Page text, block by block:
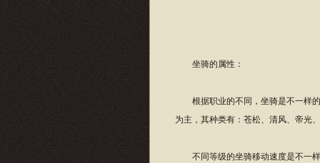
坐骑的属性：
根据职业的不同，坐骑是不一样的
为主，其种类有：苍松、清风、帝光
不同等级的坐骑移动速度是不一